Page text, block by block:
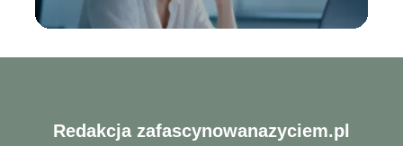
Redakcja zafascynowanazyciem.pl